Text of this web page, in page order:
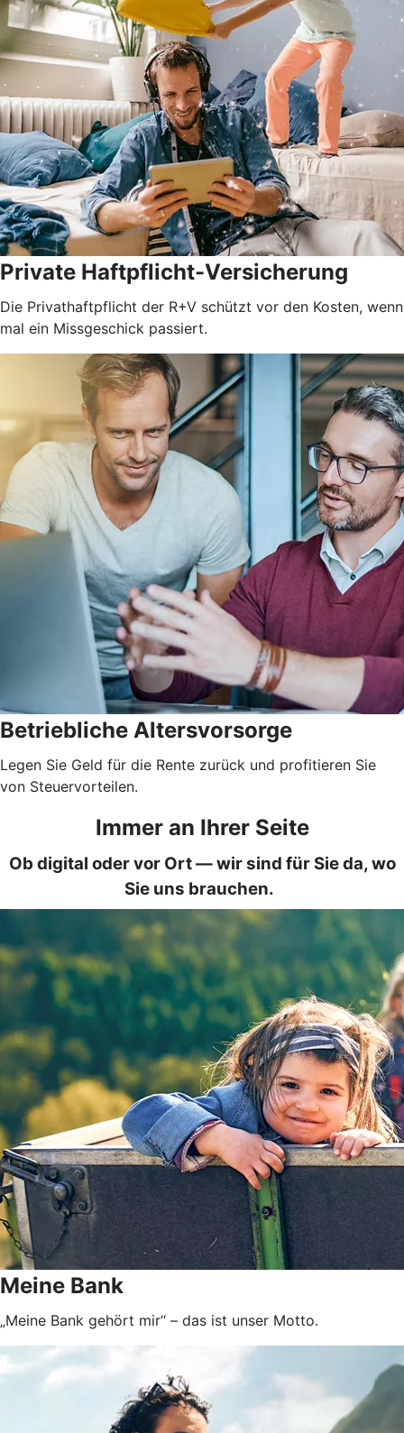
Private Haftpflicht-Versicherung
Die Privathaftpflicht der R+V schützt vor den Kosten, wenn
mal ein Missgeschick passiert.
Betriebliche Altersvorsorge
Legen Sie Geld für die Rente zurück und profitieren Sie
von Steuervorteilen.
Immer an Ihrer Seite
Ob digital oder vor Ort — wir sind für Sie da, wo
Sie uns brauchen.
Meine Bank
„Meine Bank gehört mir“ – das ist unser Motto.